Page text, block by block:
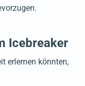
Icebreaker
erlernen könnten,